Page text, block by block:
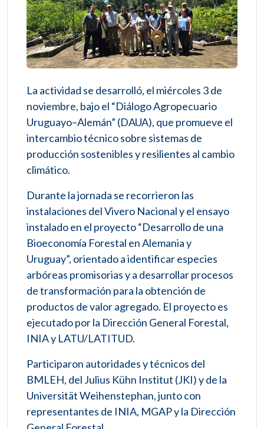
La actividad se desarrolló, el miércoles 3 de
noviembre, bajo el “Diálogo Agropecuario
Uruguayo–Alemán” (DAUA), que promueve el
intercambio técnico sobre sistemas de
producción sostenibles y resilientes al cambio
climático.
Durante la jornada se recorrieron las
instalaciones del Vivero Nacional y el ensayo
instalado en el proyecto “Desarrollo de una
Bioeconomía Forestal en Alemania y
Uruguay”, orientado a identificar especies
arbóreas promisorias y a desarrollar procesos
de transformación para la obtención de
productos de valor agregado. El proyecto es
ejecutado por la Dirección General Forestal,
INIA y LATU/LATITUD.
Participaron autoridades y técnicos del
BMLEH, del Julius Kühn Institut (JKI) y de la
Universität Weihenstephan, junto con
representantes de INIA, MGAP y la Dirección